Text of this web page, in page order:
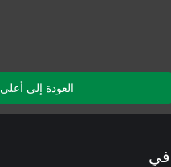
العودة إلى أعلى
في